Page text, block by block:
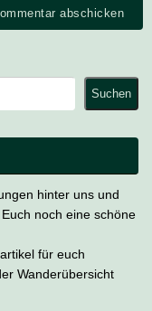
Suchen
hinter uns und
noch eine schöne
für euch
Wanderübersicht